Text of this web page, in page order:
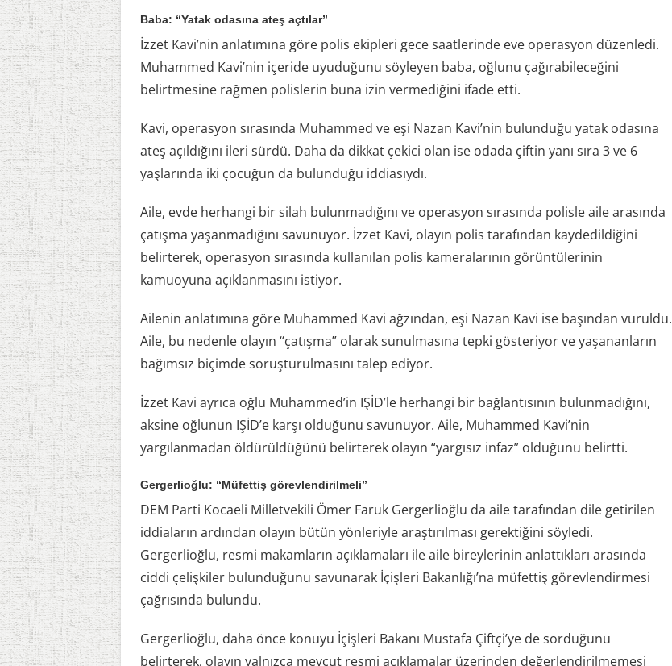
Baba: “Yatak odasına ateş açtılar”
İzzet Kavi’nin anlatımına göre polis ekipleri gece saatlerinde eve operasyon düzenledi.
Muhammed Kavi’nin içeride uyuduğunu söyleyen baba, oğlunu çağırabileceğini
belirtmesine rağmen polislerin buna izin vermediğini ifade etti.
Kavi, operasyon sırasında Muhammed ve eşi Nazan Kavi’nin bulunduğu yatak odasına
ateş açıldığını ileri sürdü. Daha da dikkat çekici olan ise odada çiftin yanı sıra 3 ve 6
yaşlarında iki çocuğun da bulunduğu iddiasıydı.
Aile, evde herhangi bir silah bulunmadığını ve operasyon sırasında polisle aile arasında
çatışma yaşanmadığını savunuyor. İzzet Kavi, olayın polis tarafından kaydedildiğini
belirterek, operasyon sırasında kullanılan polis kameralarının görüntülerinin
kamuoyuna açıklanmasını istiyor.
Ailenin anlatımına göre Muhammed Kavi ağzından, eşi Nazan Kavi ise başından vuruldu.
Aile, bu nedenle olayın “çatışma” olarak sunulmasına tepki gösteriyor ve yaşananların
bağımsız biçimde soruşturulmasını talep ediyor.
İzzet Kavi ayrıca oğlu Muhammed’in IŞİD’le herhangi bir bağlantısının bulunmadığını,
aksine oğlunun IŞİD’e karşı olduğunu savunuyor. Aile, Muhammed Kavi’nin
yargılanmadan öldürüldüğünü belirterek olayın “yargısız infaz” olduğunu belirtti.
Gergerlioğlu: “Müfettiş görevlendirilmeli”
DEM Parti Kocaeli Milletvekili Ömer Faruk Gergerlioğlu da aile tarafından dile getirilen
iddiaların ardından olayın bütün yönleriyle araştırılması gerektiğini söyledi.
Gergerlioğlu, resmi makamların açıklamaları ile aile bireylerinin anlattıkları arasında
ciddi çelişkiler bulunduğunu savunarak İçişleri Bakanlığı’na müfettiş görevlendirmesi
çağrısında bulundu.
Gergerlioğlu, daha önce konuyu İçişleri Bakanı Mustafa Çiftçi’ye de sorduğunu
belirterek, olayın yalnızca mevcut resmi açıklamalar üzerinden değerlendirilmemesi